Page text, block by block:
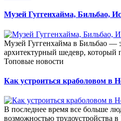
Музей Гуггенхайма, Бильбао,
Музей Гуггенхайма в Бильбао —
архитектурный шедевр, который
Топовые новости
Как устроиться краболовом в
В последнее время все больше
возможностью трудоустройства